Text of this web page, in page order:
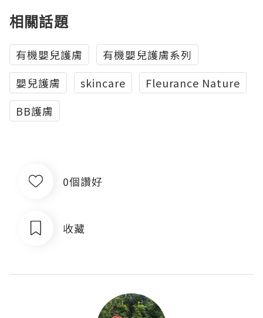
相關話題
有機嬰兒護膚
有機嬰兒護膚系列
嬰兒護膚
skincare
Fleurance Nature
BB護膚
0個讚好
收藏